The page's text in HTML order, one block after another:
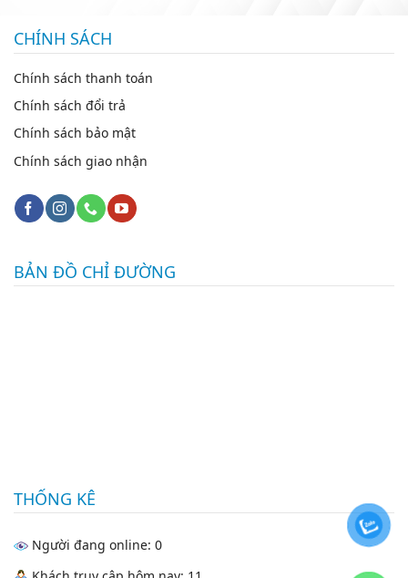
CHÍNH SÁCH
Chính sách thanh toán
Chính sách đổi trả
Chính sách bảo mật
Chính sách giao nhận
BẢN ĐỒ CHỈ ĐƯỜNG
THỐNG KÊ
Người đang online: 0